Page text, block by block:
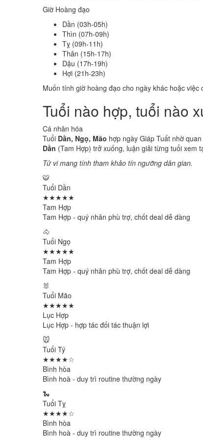
Giờ Hoàng đạo
Dần (03h-05h)
Thìn (07h-09h)
Tỵ (09h-11h)
Thân (15h-17h)
Dậu (17h-19h)
Hợi (21h-23h)
Muốn tính giờ hoàng đạo cho ngày khác hoặc việc
Tuổi nào hợp, tuổi nào
Cá nhân hóa
Tuổi Dần, Ngọ, Mão hợp ngày Giáp Tuất nhờ
Dần (Tam Hợp) trở xuống, luận giải từng tuổi xem
Tử vi mang tính tham khảo tín ngưỡng dân gian.
🐯
Tuổi Dần
★★★★★
Tam Hợp
Tam Hợp - quý nhân phù trợ, chốt deal dễ dàng
🐴
Tuổi Ngọ
★★★★★
Tam Hợp
Tam Hợp - quý nhân phù trợ, chốt deal dễ dàng
🐰
Tuổi Mão
★★★★★
Lục Hợp
Lục Hợp - hợp tác đối tác thuận lợi
🐭
Tuổi Tý
★★★★☆
Bình hòa
Bình hoà - duy trì routine thường ngày
🐍
Tuổi Tỵ
★★★★☆
Bình hòa
Bình hoà - duy trì routine thường ngày